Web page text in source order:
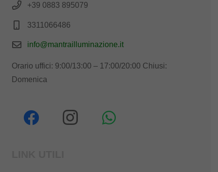
+39 0883 895079
3311066486
info@mantrailluminazione.it
Orario uffici: 9:00/13:00 – 17:00/20:00 Chiusi:
Domenica